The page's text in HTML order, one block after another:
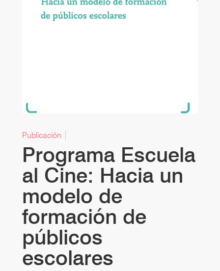
Publicación
Programa Escuela
al Cine: Hacia un
modelo de
formación de
públicos
escolares